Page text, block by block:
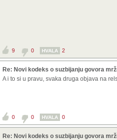
9 0 HVALA 2
Re: Novi kodeks o suzbijanju govora
A i to si u pravu, svaka druga objava na
0 0 HVALA 0
Re: Novi kodeks o suzbijanju govora